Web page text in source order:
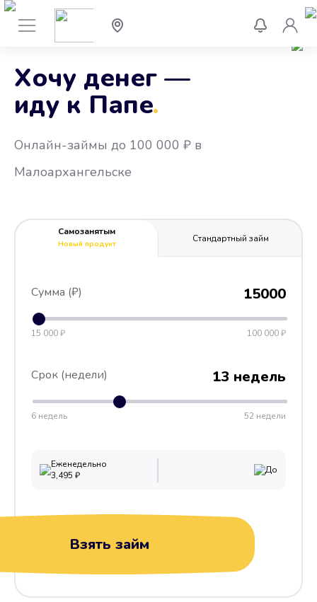
Хочу денег —
иду к Папе
.
Онлайн-займы до 100 000 ₽ в
Малоархангельске
Самозанятым
Новый продукт
Стандартный займ
Сумма (₽) 15000
15 000 ₽ 100 000 ₽
Срок (недели) 13 недель
6 недель 52 недели
Еженедельно
3,495 ₽ До
Взять займ